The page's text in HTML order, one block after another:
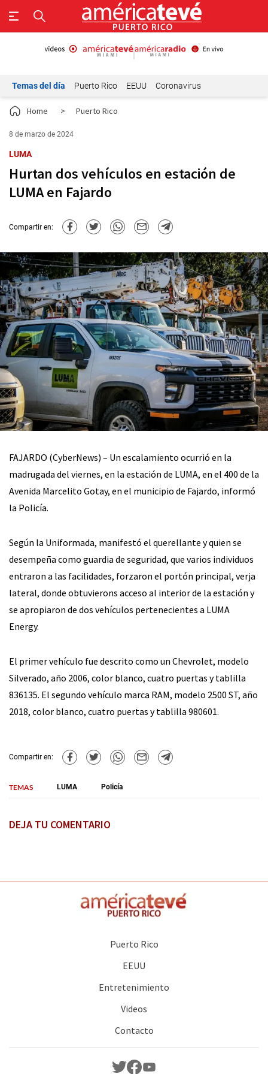
Temas del día Puerto Rico EEUU Coronavirus
Home > Puerto Rico
8 de marzo de 2024
LUMA
Hurtan dos vehículos en estación de
LUMA en Fajardo
Compartir en:
FAJARDO (CyberNews) – Un escalamiento ocurrió en la
madrugada del viernes, en la estación de LUMA, en el 400 de la
Avenida Marcelito Gotay, en el municipio de Fajardo, informó
la Policía.
Según la Uniformada, manifestó el querellante y quien se
desempeña como guardia de seguridad, que varios individuos
entraron a las facilidades, forzaron el portón principal, verja
lateral, donde obtuvierons acceso al interior de la estación y
se apropiaron de dos vehículos pertenecientes a LUMA
Energy.
El primer vehículo fue descrito como un Chevrolet, modelo
Silverado, año 2006, color blanco, cuatro puertas y tablilla
836135. El segundo vehículo marca RAM, modelo 2500 ST, año
2018, color blanco, cuatro puertas y tablilla 980601.
Compartir en:
TEMAS LUMA Policía
DEJA TU COMENTARIO
Puerto Rico
EEUU
Entretenimiento
Videos
Contacto